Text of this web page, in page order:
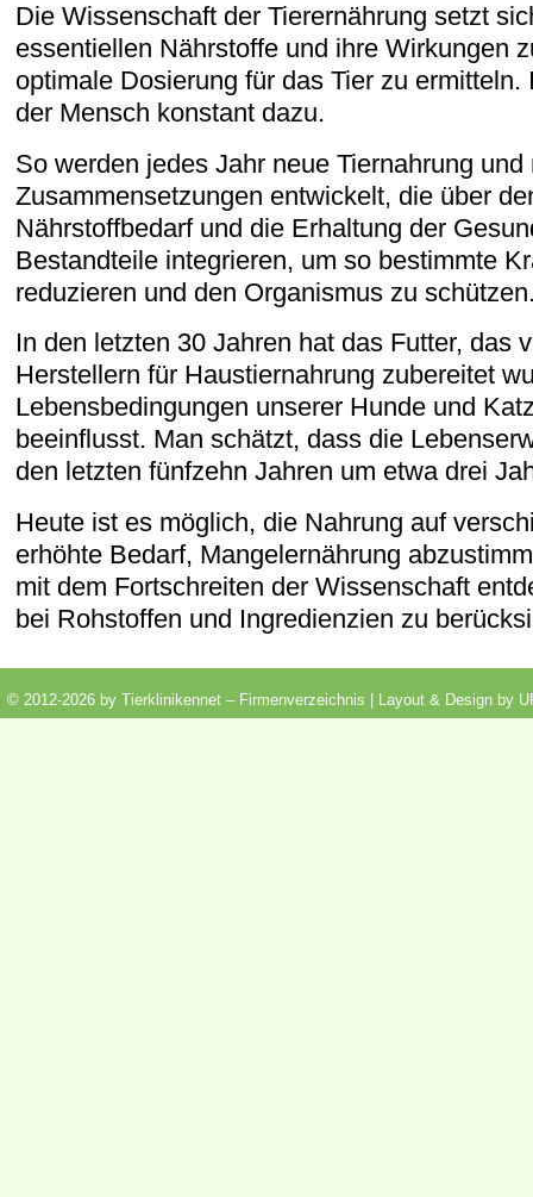
Die Wissenschaft der Tierernährung setzt
essentiellen Nährstoffe und ihre Wirkungen
optimale Dosierung für das Tier zu
der Mensch konstant dazu.
So werden jedes Jahr neue Tiernahrung und
Zusammensetzungen entwickelt, die über
Nährstoffbedarf und die Erhaltung der
Bestandteile integrieren, um so bestimmte
reduzieren und den Organismus zu
In den letzten 30 Jahren hat das Futter, das
Herstellern für Haustiernahrung zubereitet
Lebensbedingungen unserer Hunde und
beeinflusst. Man schätzt, dass die
den letzten fünfzehn Jahren um etwa drei
Heute ist es möglich, die Nahrung auf
erhöhte Bedarf, Mangelernährung
mit dem Fortschreiten der Wissenschaft
bei Rohstoffen und Ingredienzien zu
© 2012-2026 by Tierklinikennet – Firmenverzeichnis | Layout & Design by